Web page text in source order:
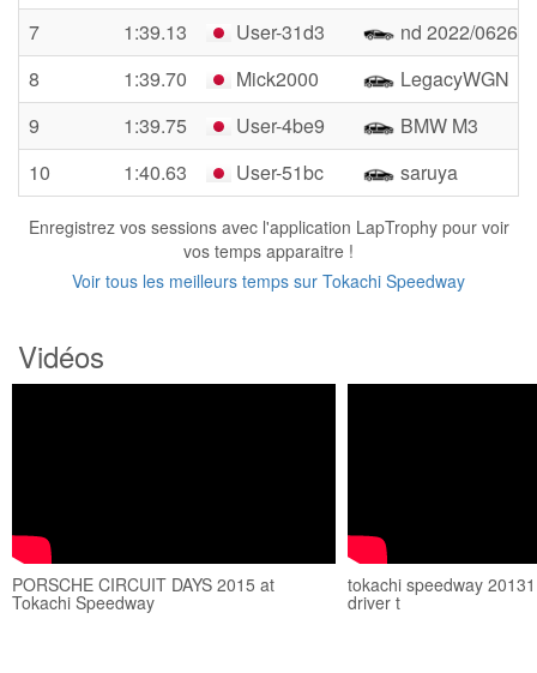
7
1:39.13 User-31d3
nd 2022/0626
8
1:39.70 Mick2000
LegacyWGN
9
1:39.75 User-4be9
BMW M3
10
1:40.63 User-51bc saruya
Enregistrez vos sessions avec l'application LapTrophy pour voir
vos temps apparaitre !
Voir tous les meilleurs temps sur Tokachi Speedway
Vidéos
PORSCHE CIRCUIT DAYS 2015 at
Tokachi Speedway
tokachi speedway
driver t